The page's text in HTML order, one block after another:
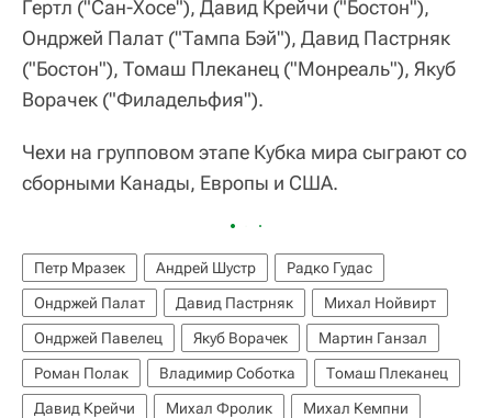
Гертл ("Сан-Хосе"), Давид Крейчи ("Бостон"),
Ондржей Палат ("Тампа Бэй"), Давид Пастрняк
("Бостон"), Томаш Плеканец ("Монреаль"), Якуб
Ворачек ("Филадельфия").
Чехи на групповом этапе Кубка мира сыграют со
сборными Канады, Европы и США.
Петр Мразек Андрей Шустр
Радко Гудас
Ондржей Палат
Давид Пастрняк
Михал Нойвирт
Ондржей Павелец
Якуб Ворачек
Мартин Ганзал
Роман Полак
Владимир Соботка
Томаш Плеканец
Давид Крейчи
Михал Фролик
Михал Кемпни